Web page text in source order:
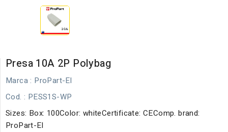
Presa 10A 2P Polybag
Marca : ProPart-El
Cod. : PESS1S-WP
Sizes: Box: 100Color: whiteCertificate: CEComp. brand:
ProPart-El